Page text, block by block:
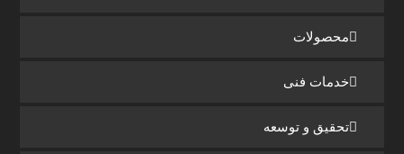
محصولات
خدمات فنی
تحقیق و توسعه